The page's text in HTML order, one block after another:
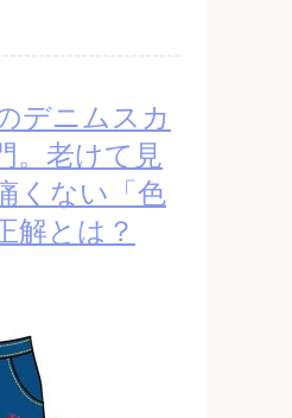
デニムスカ
。老けて見
くない「色
解とは？